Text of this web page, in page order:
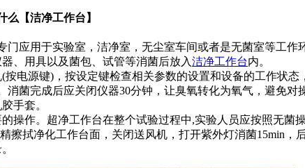
么【洁净工作台】
门应用于实验室，洁净室，无尘室车间或者是无菌室等工
、用具以及菌包、试管等消菌后放入洁净工作台内。
按电源键)，按设定键检查相关参数的设置和设备的工作状
菌完成后应关闭仪器30分钟，让臭氧转化为氧气，避免
手套。
操作。超净工作台在整个试验过程中,实验人员应按照无菌
擦拭净化工作台面，关闭送风机，打开紫外灯消菌15min，